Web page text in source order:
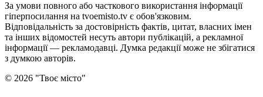
За умови повного або часткового використання iнформацiї
гіперпосилання на tvoemisto.tv є обов'язковим.
Відповідальність за достовірність фактів, цитат, власних імен
та інших відомостей несуть автори публікацій, а рекламної
інформації — рекламодавці. Думка редакцiї може не збiгатися
з думкою авторiв.
© 2026 "Твоє місто"